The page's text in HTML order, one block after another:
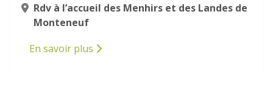
Rdv à l’accueil des Menhirs et des Landes de
Monteneuf
En savoir plus